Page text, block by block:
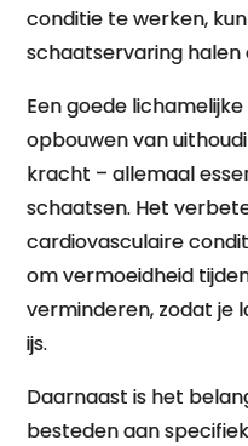
conditie te werken,
schaatservaring halen
Een goede
opbouwen van
kracht – allemaal
schaatsen. Het
cardiovasculaire
om vermoeidheid
verminderen, zodat je
ijs.
Daarnaast is het
besteden aan